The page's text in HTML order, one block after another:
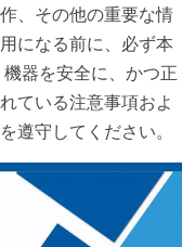
、その他の重要な情
になる前に、必ず本
器を安全に、かつ正
ている注意事項およ
遵守してください。